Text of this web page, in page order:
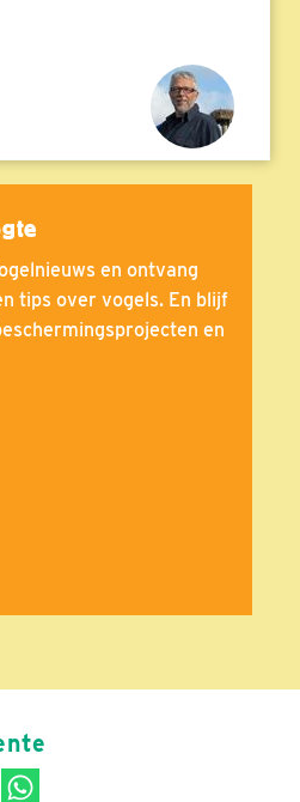
en ontvang
tips over vogels. En blijf
en